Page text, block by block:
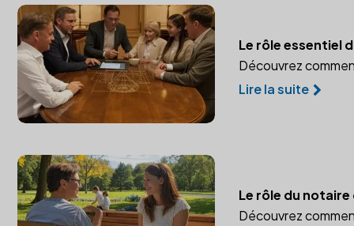
Le rôle essentiel
Découvrez
Lire la suite
Le rôle du
Découvrez